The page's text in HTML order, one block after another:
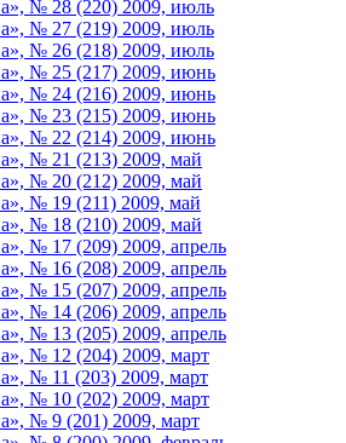
№ 28 (220) 2009, июль
№ 27 (219) 2009, июль
№ 26 (218) 2009, июль
№ 25 (217) 2009, июнь
№ 24 (216) 2009, июнь
№ 23 (215) 2009, июнь
№ 22 (214) 2009, июнь
№ 21 (213) 2009, май
№ 20 (212) 2009, май
№ 19 (211) 2009, май
№ 18 (210) 2009, май
№ 17 (209) 2009, апрель
№ 16 (208) 2009, апрель
№ 15 (207) 2009, апрель
№ 14 (206) 2009, апрель
№ 13 (205) 2009, апрель
№ 12 (204) 2009, март
№ 11 (203) 2009, март
№ 10 (202) 2009, март
№ 9 (201) 2009, март